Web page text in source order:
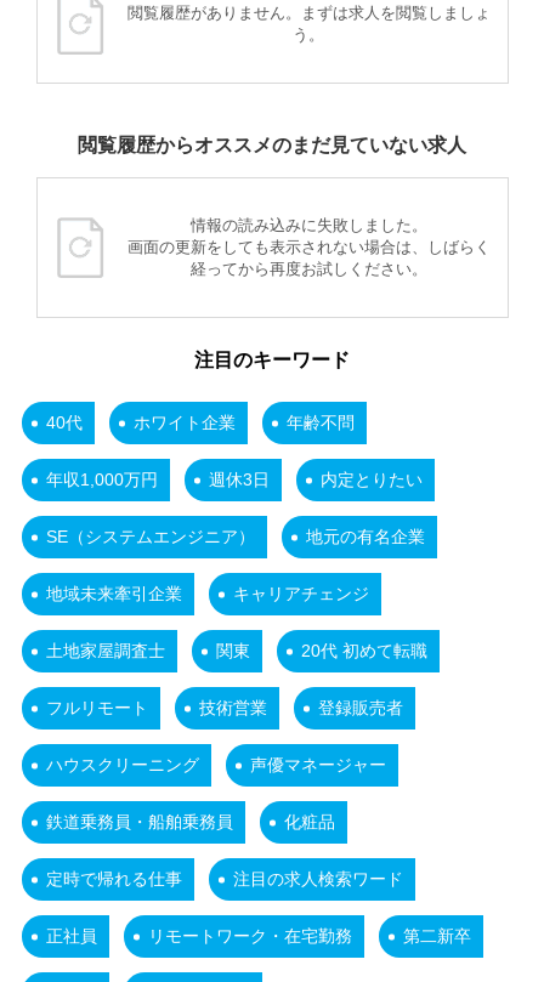
閲覧履歴がありません。まずは求人を閲覧しましょ
う。
閲覧履歴からオススメのまだ見ていない求人
情報の読み込みに失敗しました。
画面の更新をしても表示されない場合は、しばらく
経ってから再度お試しください。
注目のキーワード
40代 ホワイト企業 年齢不問
年収1,000万円 週休3日 内定とりたい
SE（システムエンジニア） 地元の有名企業
地域未来牽引企業 キャリアチェンジ
土地家屋調査士 関東 20代 初めて転職
フルリモート 技術営業 登録販売者
ハウスクリーニング 声優マネージャー
鉄道乗務員・船舶乗務員 化粧品
定時で帰れる仕事 注目の求人検索ワード
正社員 リモートワーク・在宅勤務 第二新卒